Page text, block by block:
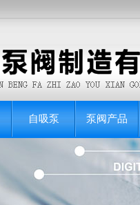
自吸泵 泵阀产品